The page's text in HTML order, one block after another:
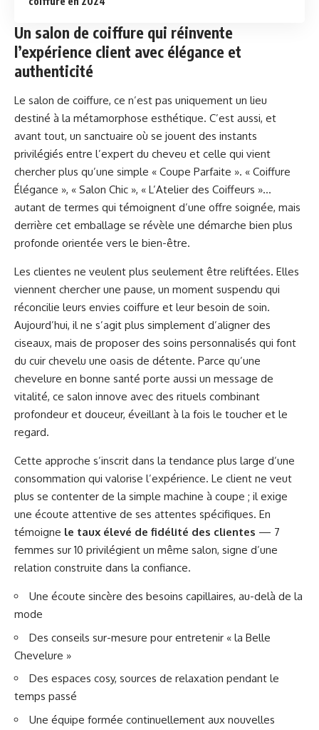
Un salon de coiffure qui réinvente
l’expérience client avec élégance et
authenticité
Le salon de coiffure, ce n’est pas uniquement un lieu
destiné à la métamorphose esthétique. C’est aussi, et
avant tout, un sanctuaire où se jouent des instants
privilégiés entre l’expert du cheveu et celle qui vient
chercher plus qu’une simple « Coupe Parfaite ». « Coiffure
Élégance », « Salon Chic », « L’Atelier des Coiffeurs »…
autant de termes qui témoignent d’une offre soignée, mais
derrière cet emballage se révèle une démarche bien plus
profonde orientée vers le bien-être.
Les clientes ne veulent plus seulement être reliftées. Elles
viennent chercher une pause, un moment suspendu qui
réconcilie leurs envies coiffure et leur besoin de soin.
Aujourd’hui, il ne s’agit plus simplement d’aligner des
ciseaux, mais de proposer des soins personnalisés qui font
du cuir chevelu une oasis de détente. Parce qu’une
chevelure en bonne santé porte aussi un message de
vitalité, ce salon innove avec des rituels combinant
profondeur et douceur, éveillant à la fois le toucher et le
regard.
Cette approche s’inscrit dans la tendance plus large d’une
consommation qui valorise l’expérience. Le client ne veut
plus se contenter de la simple machine à coupe ; il exige
une écoute attentive de ses attentes spécifiques. En
témoigne le taux élevé de fidélité des clientes — 7
femmes sur 10 privilégient un même salon, signe d’une
relation construite dans la confiance.
Une écoute sincère des besoins capillaires, au-delà de la
mode
Des conseils sur-mesure pour entretenir « la Belle
Chevelure »
Des espaces cosy, sources de relaxation pendant le
temps passé
Une équipe formée continuellement aux nouvelles